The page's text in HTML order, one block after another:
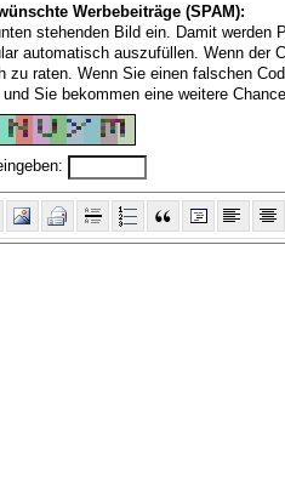
Werbebeiträge (SPAM):
stehenden Bild ein. Damit werden
automatisch auszufüllen. Wenn der
raten. Wenn Sie einen falschen
Sie bekommen eine weitere Chance.